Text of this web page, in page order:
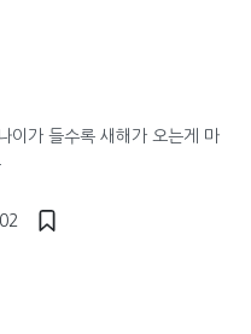
이가 들수록 새해가 오는게 마